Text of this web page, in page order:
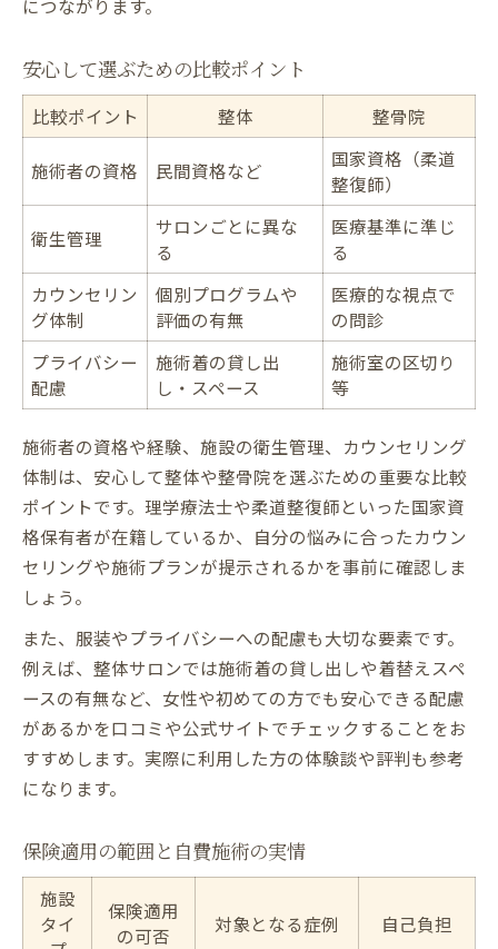
につながります。
安心して選ぶための比較ポイント
比較ポイント 整体 整骨院
施術者の資格 民間資格など
国家資格（柔道
整復師）
衛生管理
サロンごとに異な
る
医療基準に準じ
る
カウンセリン
グ体制
個別プログラムや
評価の有無
医療的な視点で
の問診
プライバシー
配慮
施術着の貸し出
し・スペース
施術室の区切り
等
施術者の資格や経験、施設の衛生管理、カウンセリング
体制は、安心して整体や整骨院を選ぶための重要な比較
ポイントです。理学療法士や柔道整復師といった国家資
格保有者が在籍しているか、自分の悩みに合ったカウン
セリングや施術プランが提示されるかを事前に確認しま
しょう。
また、服装やプライバシーへの配慮も大切な要素です。
例えば、整体サロンでは施術着の貸し出しや着替えスペ
ースの有無など、女性や初めての方でも安心できる配慮
があるかを口コミや公式サイトでチェックすることをお
すすめします。実際に利用した方の体験談や評判も参考
になります。
保険適用の範囲と自費施術の実情
施設
タイ
保険適用
の可否
対象となる症例 自己負担